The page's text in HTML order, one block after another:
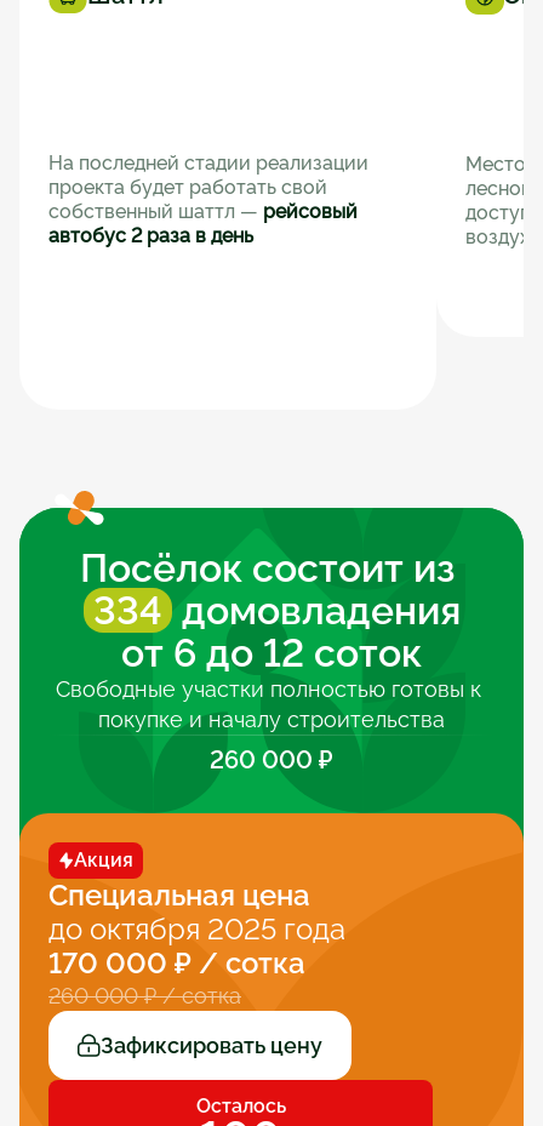
На последней стадии реализации
проекта будет работать свой
собственный шаттл — рейсовый
автобус 2 раза в день
Место
лесной
воздух
Посёлок состоит из
334 домовладения
от 6 до 12 соток
Свободные участки полностью готовы к
покупке и началу строительства
260 000 ₽
Специальная цена
до октября 2025 года
Акция
170 000 ₽ / сотка
260 000 ₽ / сотка
Зафиксировать цену
Осталось